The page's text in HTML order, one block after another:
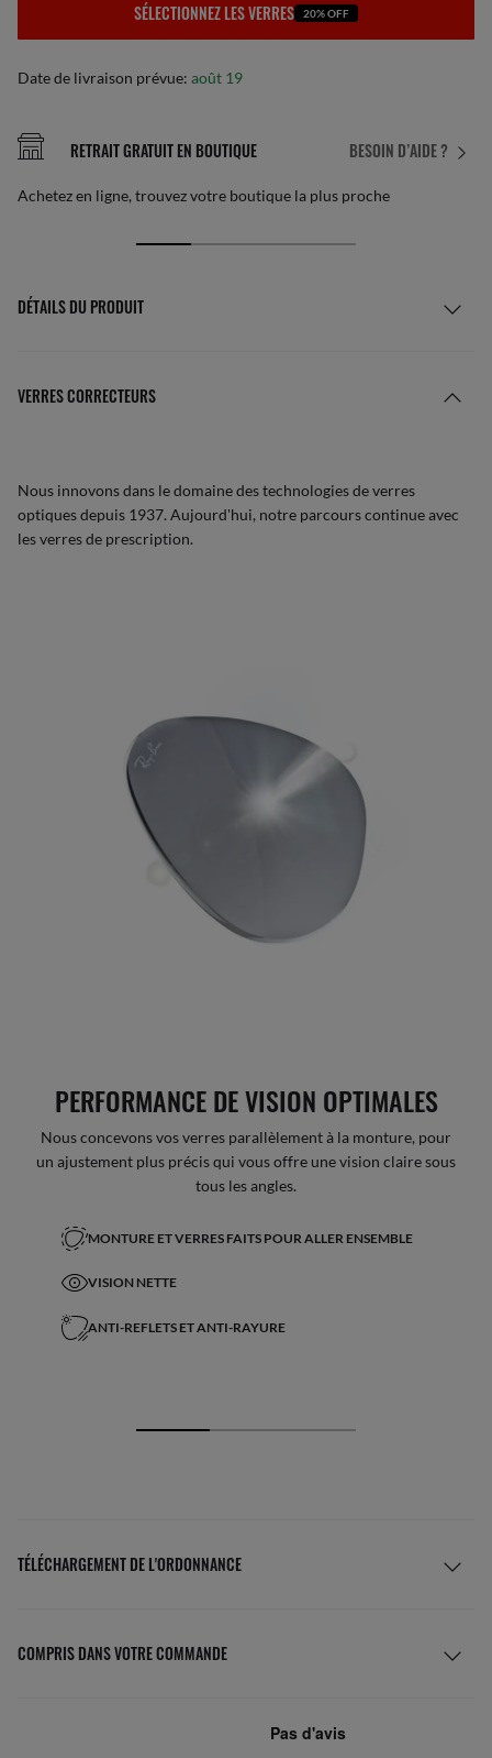
SÉLECTIONNEZ LES VERRES 20% OFF
Date de livraison prévue: août 19
BESOIN D’AIDE ?
RETRAIT GRATUIT EN BOUTIQUE
Achetez en ligne, trouvez votre boutique la plus proche
DÉTAILS DU PRODUIT
VERRES CORRECTEURS
Nous innovons dans le domaine des technologies de verres
optiques depuis 1937. Aujourd'hui, notre parcours continue avec
les verres de prescription.
PERFORMANCE DE VISION OPTIMALES
Nous concevons vos verres parallèlement à la monture, pour
un ajustement plus précis qui vous offre une vision claire sous
tous les angles.
MONTURE ET VERRES FAITS POUR ALLER ENSEMBLE
VISION NETTE
ANTI-REFLETS ET ANTI-RAYURE
TÉLÉCHARGEMENT DE L'ORDONNANCE
COMPRIS DANS VOTRE COMMANDE